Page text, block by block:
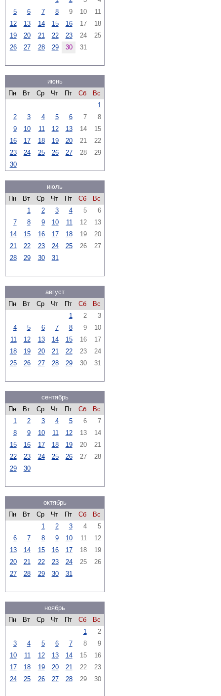
5
6 7 8 9 10
11
12
13 14 15 16 17
18
19
20 21 22 23 24
25
26
27 28 29 30 31
июнь
Пн
Вт Ср Чт Пт Сб
Вс
1
2
3 4 5 6 7
8
9
10 11 12 13 14
15
16
17 18 19 20 21
22
23
24 25 26 27 28
29
30
июль
Пн
Вт Ср Чт Пт Сб
Вс
1
2 3 4 5
6
7
8 9 10 11 12
13
14
15 16 17 18 19
20
21
22 23 24 25 26
27
28
29 30 31
август
Пн
Вт Ср Чт Пт Сб
Вс
1
2
3
4
5 6 7 8 9
10
11
12 13 14 15 16
17
18
19 20 21 22 23
24
25
26 27 28 29 30 31
сентябрь
Пн
Вт Ср Чт Пт Сб
Вс
1
2 3 4 5 6
7
8
9 10 11 12 13
14
15
16 17 18 19 20
21
22
23 24 25 26 27
28
29
30
октябрь
Пн
Вт Ср Чт Пт Сб
Вс
1
2 3 4
5
6
7 8 9 10 11
12
13
14 15 16 17 18
19
20
21 22 23 24 25
26
27
28 29 30 31
ноябрь
Пн
Вт Ср Чт Пт Сб
Вс
1
2
3
4 5 6 7 8
9
10
11 12 13 14 15
16
17
18 19 20 21 22
23
24
25 26 27 28 29 30